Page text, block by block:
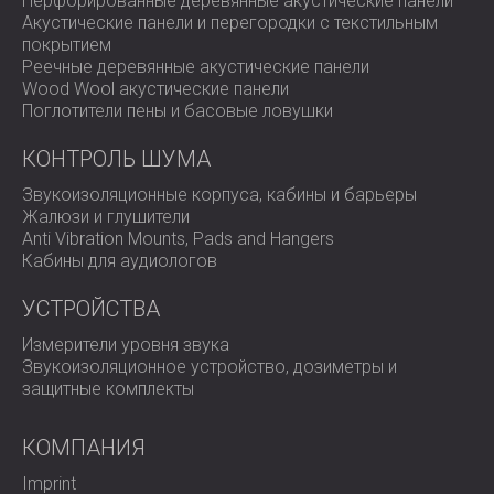
так и для опытных пользователей.
Основные преимущества
Точность и соответствие требованиям:
полностью соответствует стандартам IEC 61672
Класс 2 для измерений профессионального и
промышленного шума.
Измеряйте все частоты шума одновременно для
Универсальное применение: идеально подходит
для оценки шума на рабочих местах, в
развлекательных заведениях, транспортных
средствах и оборудовании.
Удобное управление данными: встроенная
обеспечение AnalyzerPlus позволяют мгновенно
создавать отчеты и анализировать тенденции.
Улучшенный пользовательский интерфейс:
Акустические панели и перегородки с текстильным
покрытием
Реечные деревянные акустические панели
Wood Wool акустические панели
Поглотители пены и басовые ловушки
КОНТРОЛЬ ШУМА
Звукоизоляционные корпуса, кабины и барьеры
Жалюзи и глушители
Anti Vibration Mounts, Pads and Hangers
Кабины для аудиологов
УСТРОЙСТВА
Измерители уровня звука
Звукоизоляционное устройство, дозиметры и
защитные комплекты
КОМПАНИЯ
Imprint